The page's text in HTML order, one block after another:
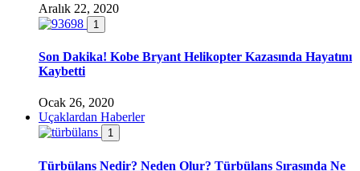
Aralık 22, 2020
1
Son Dakika! Kobe Bryant Helikopter Kazasında Hayatını
Kaybetti
Ocak 26, 2020
Uçaklardan Haberler
1
Türbülans Nedir? Neden Olur? Türbülans Sırasında Ne